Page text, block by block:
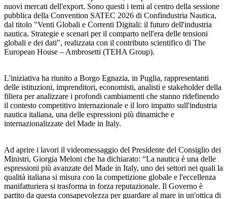
nuovi mercati dell'export. Sono questi i temi al centro della sessione
pubblica della Convention SATEC 2026 di Confindustria Nautica,
dal titolo "Venti Globali e Correnti Digitali: il futuro dell'industria
nautica. Strategie e scenari per il comparto nell'era delle tensioni
globali e dei dati", realizzata con il contributo scientifico di The
European House – Ambrosetti (TEHA Group).
L'iniziativa ha riunito a Borgo Egnazia, in Puglia, rappresentanti
delle istituzioni, imprenditori, economisti, analisti e stakeholder della
filiera per analizzare i profondi cambiamenti che stanno ridefinendo
il contesto competitivo internazionale e il loro impatto sull'industria
nautica italiana, una delle espressioni più dinamiche e
internazionalizzate del Made in Italy.
Ad aprire i lavori il videomessaggio del Presidente del Consiglio dei
Ministri, Giorgia Meloni che ha dichiarato: “La nautica è una delle
espressioni più avanzate del Made in Italy, uno dei settori nei quali la
qualità italiana si misura con la competizione globale e l'eccellenza
manifatturiera si trasforma in forza reputazionale. Il Governo è
partito da questa consapevolezza per guardare al mare in un'ottica di